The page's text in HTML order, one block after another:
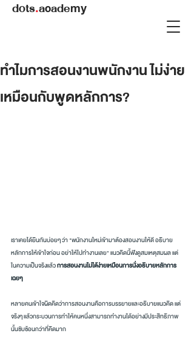
dots.academy
ทำไมการสอนงานพนักงาน ไม่ง่าย
เหมือนกับพูดหลักการ?
เราเคยได้ยินกันบ่อยๆ ว่า "พนักงานใหม่เข้ามาต้องสอนงานให้ดี อธิบาย
หลักการให้เข้าใจก่อน อย่าให้ไปทำงานเลย" แนวคิดนี้ฟังดูสมเหตุสมผล แต่
ในความเป็นจริงแล้ว การสอนงานไม่ได้ง่ายเหมือนการนั่งอธิบายหลักการ
เฉยๆ
หลายคนเข้าใจผิดคิดว่าการสอนงานคือการบรรยายและอธิบายแนวคิด แต่
จริงๆ แล้วกระบวนการทำให้คนหนึ่งสามารถทำงานได้อย่างมีประสิทธิภาพ
นั้นซับซ้อนกว่าที่คิดมาก